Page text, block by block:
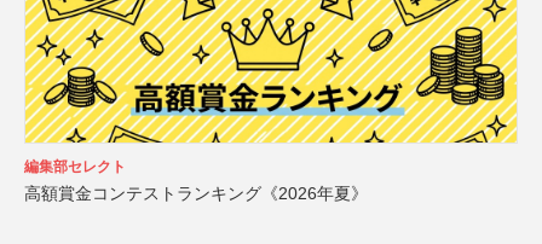
編集部セレクト
高額賞金コンテストランキング《2026年夏》